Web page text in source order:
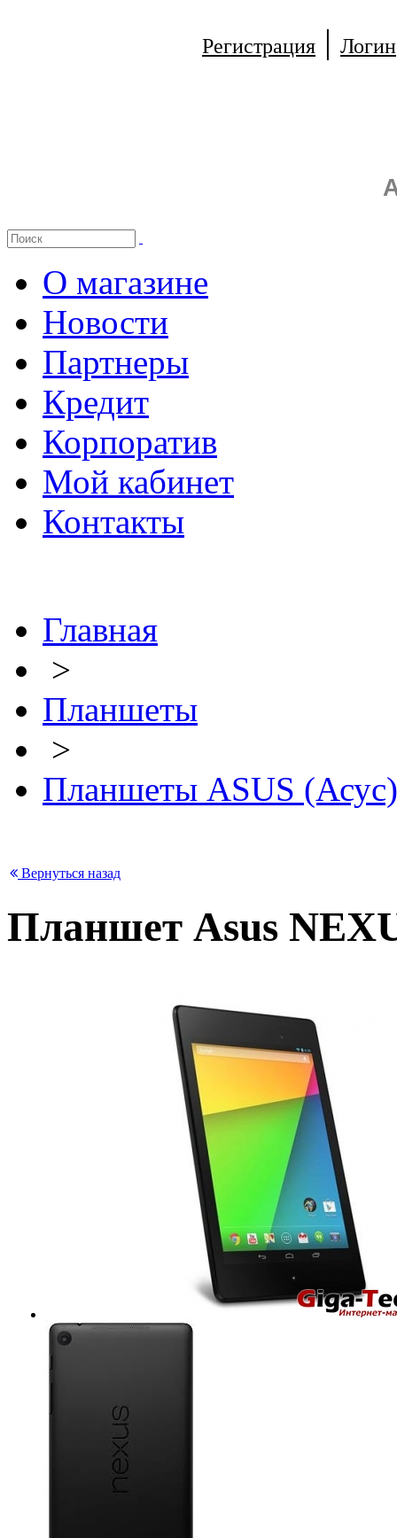
Регистрация | Логин
О магазине
Новости
Партнеры
Кредит
Корпоратив
Мой кабинет
Контакты
Главная
>
Планшеты
>
Планшеты ASUS (Асус)
Вернуться назад
Планшет Asus